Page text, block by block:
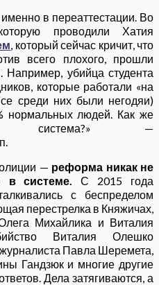
в переаттестации. Во
проводили Хатия
, который сейчас кричит, что
всего плохого, прошли
Например, убийца студента
которые работали «на
среди них были негодяи)
нормальных людей. Как же
система?» —
— реформа никак не
в системе. С 2015 года
с беспределом
перестрелка в Княжичах,
Михайлика и Виталия
Виталия Олешко
Павла Шеремета,
Гандзюк и многие другие
Дела затягиваются, а